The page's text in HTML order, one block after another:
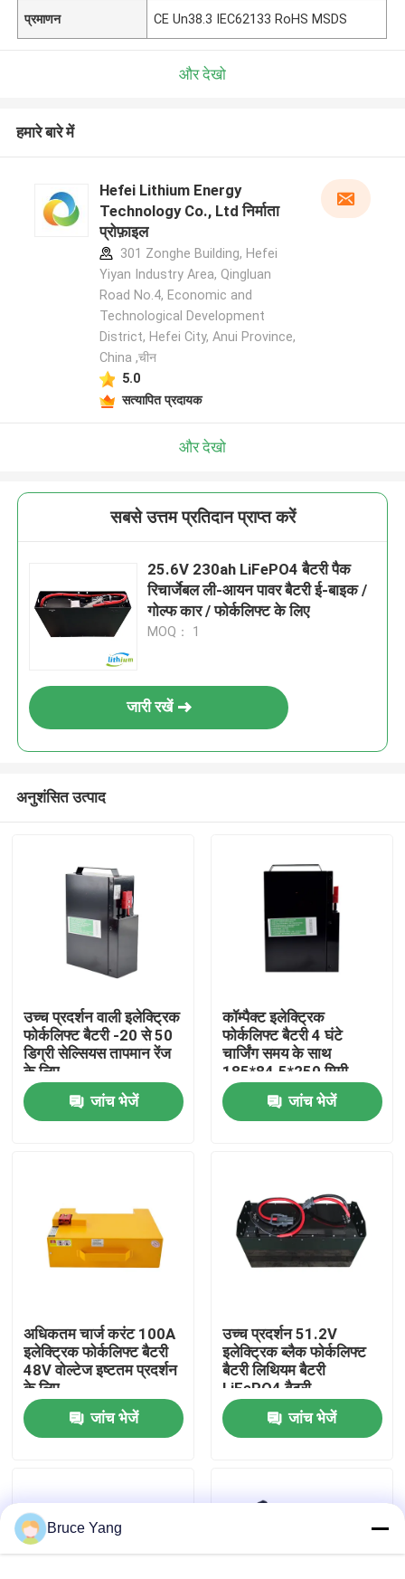
घर
कारखाना भ्रमण
एक उद्धरण का अनुरोध करें
फोर्कलिफ्ट लिथियम बैटरी
48 वोल्ट लिथियम आयन फोर्कलिफ्ट बैटरी
प्रमाणन CE Un38.3 IEC62133 RoHS MSDS
और देखो
हमारे बारे में
Hefei Lithium Energy
Technology Co., Ltd निर्माता
प्रोफ़ाइल
301 Zonghe Building, Hefei
Yiyan Industry Area, Qingluan
Road No.4, Economic and
Technological Development
District, Hefei City, Anui Province,
China ,चीन
5.0
सत्यापित प्रदायक
और देखो
सबसे उत्तम प्रतिदान प्राप्त करें
25.6V 230ah LiFePO4 बैटरी पैक
रिचार्जेबल ली-आयन पावर बैटरी ई-बाइक /
गोल्फ कार / फोर्कलिफ्ट के लिए
MOQ： 1
जारी रखें
अनुशंसित उत्पाद
उच्च प्रदर्शन वाली इलेक्ट्रिक
फोर्कलिफ्ट बैटरी -20 से 50
डिग्री सेल्सियस तापमान रेंज
के लिए
जांच भेजें
कॉम्पैक्ट इलेक्ट्रिक
फोर्कलिफ्ट बैटरी 4 घंटे
चार्जिंग समय के साथ
185*84.5*250 मिमी
जांच भेजें
अधिकतम चार्ज करंट 100A
इलेक्ट्रिक फोर्कलिफ्ट बैटरी
48V वोल्टेज इष्टतम प्रदर्शन
के लिए
जांच भेजें
उच्च प्रदर्शन 51.2V
इलेक्ट्रिक ब्लैक फोर्कलिफ्ट
बैटरी लिथियम बैटरी
LiFePO4 बैटरी
जांच भेजें
Bruce Yang